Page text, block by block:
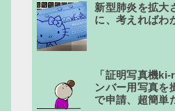
新型肺炎を拡大
に、考えればわ
「証明写真機
ンバー用写真を
で申請、超簡単